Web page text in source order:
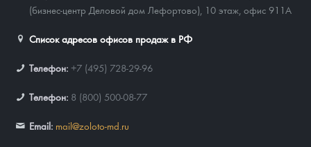
(бизнес-центр Деловой дом Лефортово), 10 этаж, офис 911А
Список адресов офисов продаж в РФ
Телефон: +7 (495) 728-29-96
Телефон: 8 (800) 500-08-77
Email: mail@zoloto-md.ru